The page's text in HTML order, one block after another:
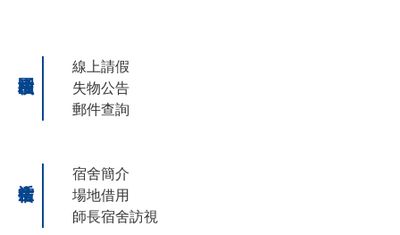
線上請假
失物公告
郵件查詢
宿舍簡介
場地借用
師長宿舍訪視